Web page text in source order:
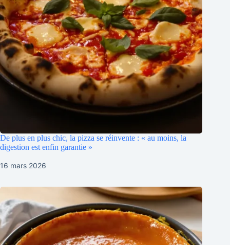
De plus en plus chic, la pizza se réinvente : « au moins, la
digestion est enfin garantie »
16 mars 2026